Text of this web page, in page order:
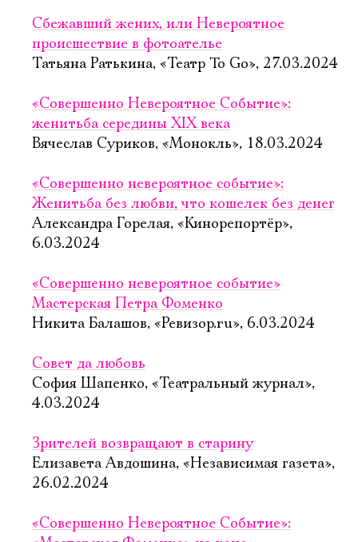
Сбежавший жених, или Невероятное
происшествие в фотоателье
Татьяна Ратькина, «Театр To Go», 27.03.2024
«Совершенно Невероятное Событие»:
женитьба середины XIX века
Вячеслав Суриков, «Монокль», 18.03.2024
«Совершенно невероятное событие»:
Женитьба без любви, что кошелек без денег
Александра Горелая, «Кинорепортёр»,
6.03.2024
«Совершенно невероятное событие»
Мастерская Петра Фоменко
Никита Балашов, «Ревизор.ru», 6.03.2024
Совет да любовь
София Шапенко, «Театральный журнал»,
4.03.2024
Зрителей возвращают в старину
Елизавета Авдошина, «Независимая газета»,
26.02.2024
«Совершенно Невероятное Событие»: